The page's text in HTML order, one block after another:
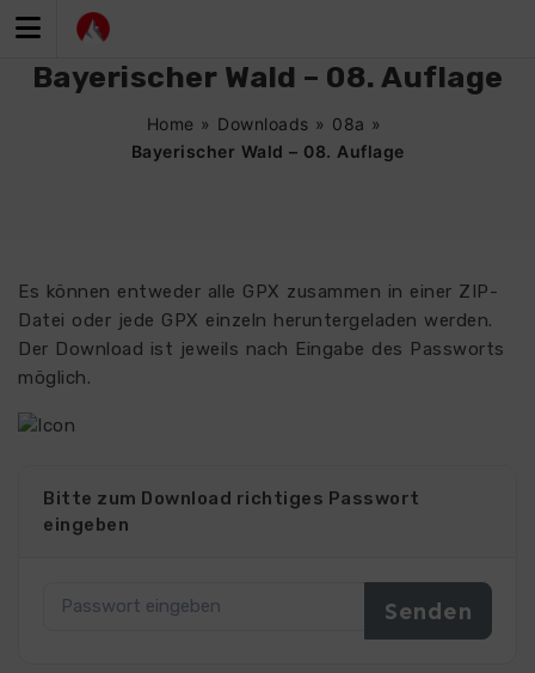
Inhalt
Bayerischer Wald – 08. Auflage
Home » Downloads » 08a »
Bayerischer Wald – 08. Auflage
Es können entweder alle GPX zusammen in einer ZIP-
Datei oder jede GPX einzeln heruntergeladen werden.
Der Download ist jeweils nach Eingabe des Passworts
möglich.
Bitte zum Download richtiges Passwort
eingeben